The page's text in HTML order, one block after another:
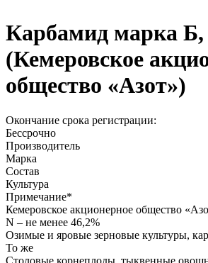
Карбамид марка
(Кемеровское
общество «Азот»)
Окончание срока регистрации:
Бессрочно
Производитель
Марка
Состав
Культура
Примечание*
Кемеровское акционерное общество
N – не менее 46,2%
Озимые и яровые зерновые культуры,
То же
Столовые корнеплоды, тыквенные